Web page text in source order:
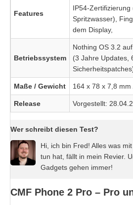
Features
IP54-
Spritzwasser),
dem Display,
Betriebssystem
Nothing OS 3.2
(3 Jahre Updates,
Maße / Gewicht 164 x 78 x 7,8 mm
Release Vorgestellt:
Wer schreibt diesen Test?
Hi, ich bin Fred! Alles was
tun hat, fällt in mein Revier.
Gadgets gehen immer!
CMF Phone 2 Pro – Pro